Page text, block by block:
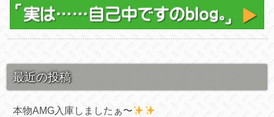
最近の投稿
本物AMG入庫しましたぁ〜